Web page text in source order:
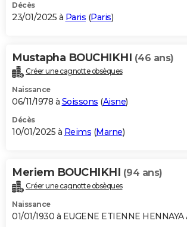
Décès
23/01/2025 à Paris (Paris)
Mustapha BOUCHIKHI (46 ans)
Créer une cagnotte obsèques
Naissance
06/11/1978 à Soissons (Aisne)
Décès
10/01/2025 à Reims (Marne)
Meriem BOUCHIKHI (94 ans)
Créer une cagnotte obsèques
Naissance
01/01/1930 à EUGENE ETIENNE HENNAYA